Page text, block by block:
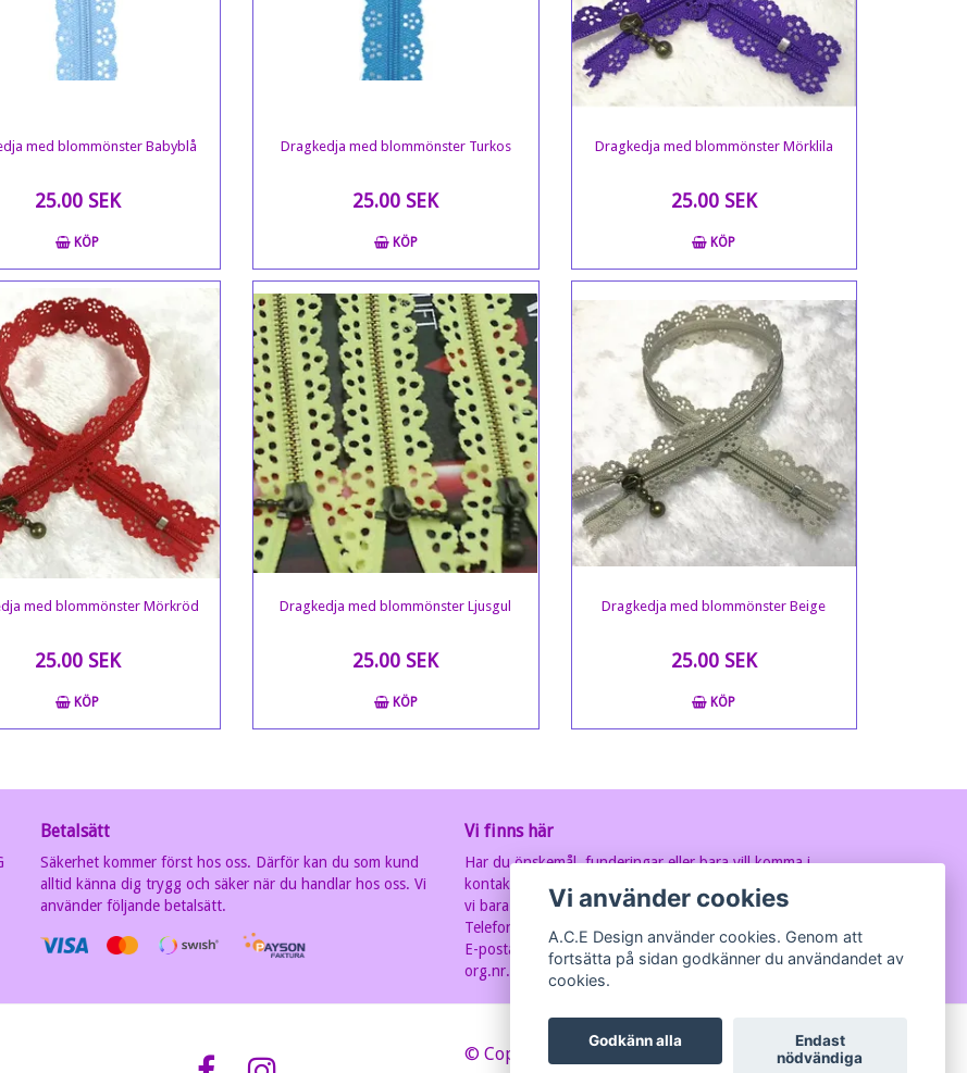
med blommönster Babyblå
25.00 SEK
KÖP
Dragkedja med blommönster Turkos
25.00 SEK
KÖP
Dragkedja med blommönster Mörklila
25.00 SEK
KÖP
med blommönster Mörkröd
25.00 SEK
KÖP
Dragkedja med blommönster Ljusgul
25.00 SEK
KÖP
Dragkedja med blommönster Beige
25.00 SEK
KÖP
Betalsätt
Säkerhet kommer först hos oss. Därför kan du som kund
alltid känna dig trygg och säker när du handlar hos oss. Vi
använder följande betalsätt.
Vi finns här
Har du önskemål, funderingar eller bara vill komma i
kontakt med oss? Ring eller maila oss, så svarar vi så fort
vi bara kan.
Telefon: 070-202 93 63
E-postadress:
carin@acedesign.nu
Vi har F-Skatt sedel,
org.nr. är 7607030280
© Copyright A.C.E Design
Vi använder cookies
A.C.E Design använder cookies. Genom att
fortsätta på sidan godkänner du användandet av
cookies.
Godkänn alla
Endast
nödvändiga